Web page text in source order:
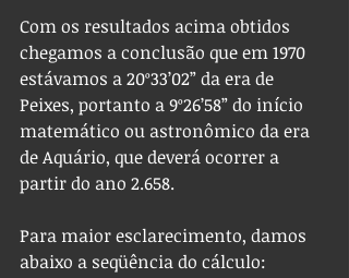
Com os resultados acima obtidos
chegamos a conclusão que em 1970
estávamos a 20º33’02” da era de
Peixes, portanto a 9º26’58” do início
matemático ou astronômico da era
de Aquário, que deverá ocorrer a
partir do ano 2.658.
Para maior esclarecimento, damos
abaixo a seqüência do cálculo: